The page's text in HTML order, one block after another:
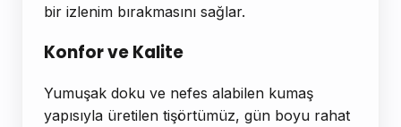
bir izlenim bırakmasını sağlar.
Konfor ve Kalite
Yumuşak doku ve nefes alabilen kumaş
yapısıyla üretilen tişörtümüz, gün boyu rahat